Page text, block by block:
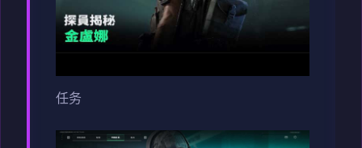
任务